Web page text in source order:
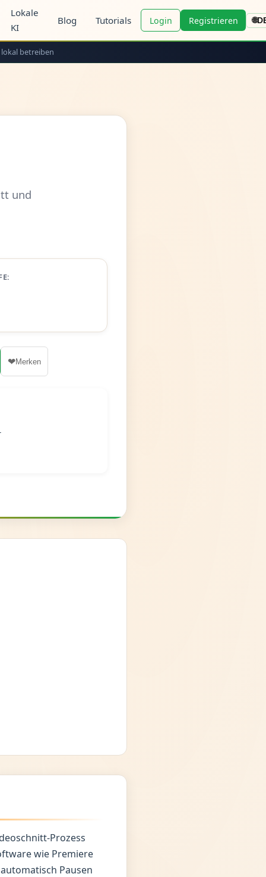
Lokale
KI
Blog Tutorials Login Registrieren 🌐
betreiben
und
❤Merken
Prozess
wie Premiere
Pausen